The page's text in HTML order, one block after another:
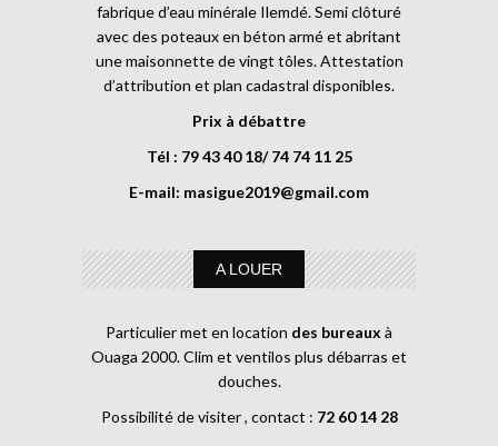
fabrique d’eau minérale Ilemdé. Semi clôturé
avec des poteaux en béton armé et abritant
une maisonnette de vingt tôles. Attestation
d’attribution et plan cadastral disponibles.
Prix à débattre
Tél : 79 43 40 18/ 74 74 11 25
E-mail: masigue2019@gmail.com
A LOUER
Particulier met en location des bureaux à
Ouaga 2000. Clim et ventilos plus débarras et
douches.
Possibilité de visiter , contact : 72 60 14 28